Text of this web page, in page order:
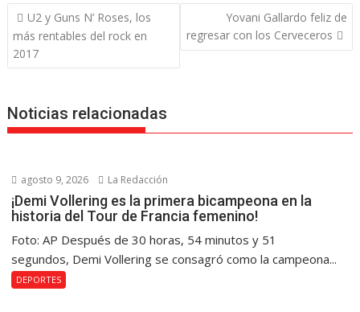
Navegación
de
entradas
U2 y Guns N’ Roses, los
más rentables del rock en
2017
Yovani Gallardo feliz de
regresar con los Cerveceros
Noticias relacionadas
agosto 9, 2026 La Redacción
¡Demi Vollering es la primera bicampeona en la
historia del Tour de Francia femenino!
Foto: AP Después de 30 horas, 54 minutos y 51
segundos, Demi Vollering se consagró como la campeona...
DEPORTES